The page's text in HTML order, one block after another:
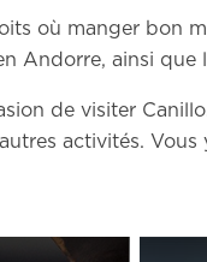
où manger bon
Andorre, ainsi
de visiter
activités.